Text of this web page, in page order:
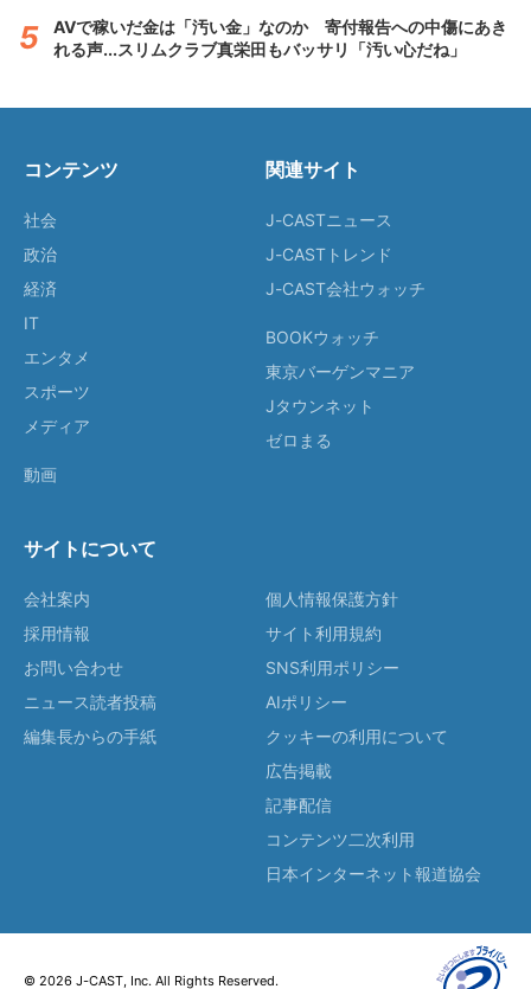
AVで稼いだ金は「汚い金」なのか 寄付報告への中傷にあき
れる声...スリムクラブ真栄田もバッサリ「汚い心だね」
コンテンツ
社会
政治
経済
IT
エンタメ
スポーツ
メディア
動画
関連サイト
J-CASTニュース
J-CASTトレンド
J-CAST会社ウォッチ
BOOKウォッチ
東京バーゲンマニア
Jタウンネット
ゼロまる
サイトについて
会社案内
採用情報
お問い合わせ
ニュース読者投稿
編集長からの手紙
個人情報保護方針
サイト利用規約
SNS利用ポリシー
AIポリシー
クッキーの利用について
広告掲載
記事配信
コンテンツ二次利用
日本インターネット報道協会
© 2026 J-CAST, Inc. All Rights Reserved.